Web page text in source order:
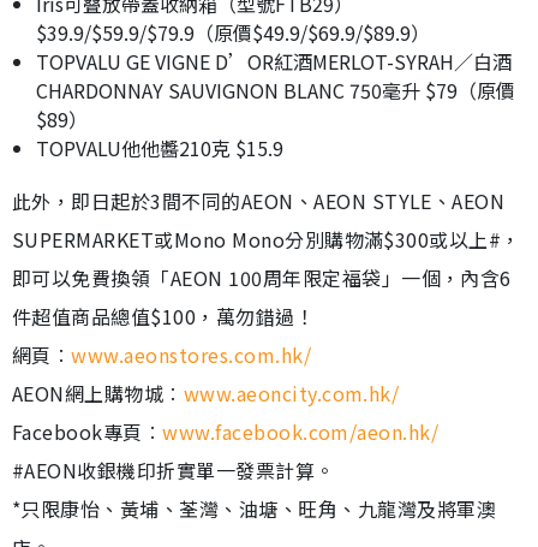
$39.9/$59.9/$79.9（原價$49.9/$69.9/$89.9）
TOPVALU GE VIGNE D’OR紅酒MERLOT-SYRAH／白酒
CHARDONNAY SAUVIGNON BLANC 750毫升 $79（原價
$89）
TOPVALU他他醬210克 $15.9
此外，即日起於3間不同的AEON、AEON STYLE、AEON
SUPERMARKET或Mono Mono分別購物滿$300或以上#，
即可以免費換領「AEON 100周年限定福袋」一個，內含6
件超值商品總值$100，萬勿錯過！
網頁︰www.aeonstores.com.hk/
AEON網上購物城︰ www.aeoncity.com.hk/
Facebook專頁︰www.facebook.com/aeon.hk/
#AEON收銀機印折實單一發票計算。
*只限康怡、黃埔、荃灣、油塘、旺角、九龍灣及將軍澳